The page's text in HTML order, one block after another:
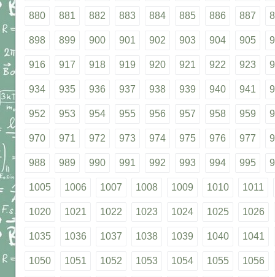
880 881 882 883 884 885 886 887
898 899 900 901 902 903 904 905
916 917 918 919 920 921 922 923
934 935 936 937 938 939 940 941
952 953 954 955 956 957 958 959
970 971 972 973 974 975 976 977
988 989 990 991 992 993 994 995
1005 1006 1007 1008 1009 1010 1011
1020 1021 1022 1023 1024 1025 1026
1035 1036 1037 1038 1039 1040 1041
1050 1051 1052 1053 1054 1055 1056